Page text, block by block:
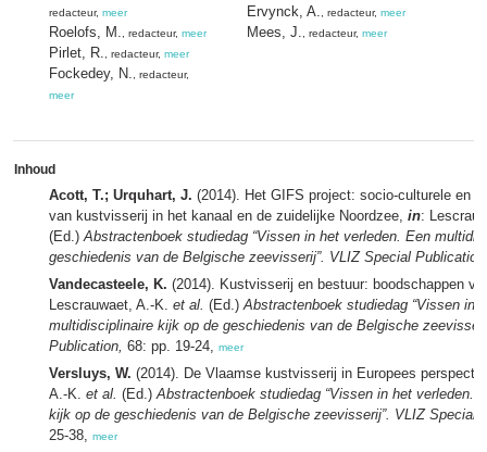
redacteur, meer
Roelofs, M. , redacteur, meer
Pirlet, R. , redacteur, meer
Fockedey, N. , redacteur,
meer
Ervynck, A. , redacteur, meer
Mees, J. , redacteur, meer
Inhoud
Acott, T.; Urquhart, J. (2014). Het GIFS project: socio-culturele en
van kustvisserij in het kanaal en de zuidelijke Noordzee, in:
(Ed.)Abstractenboek studiedag “Vissen in het verleden. Een
geschiedenis van de Belgische zeevisserij”. VLIZ Special
Vandecasteele, K. (2014). Kustvisserij en bestuur: boodschappen
Lescrauwaet, A.-K. et al. (Ed.)Abstractenboek studiedag “Vissen in
multidisciplinaire kijk op de geschiedenis van de Belgische
Publication, 68: pp. 19-24, meer
Versluys, W. (2014). De Vlaamse kustvisserij in Europees
A.-K. et al. (Ed.)Abstractenboek studiedag “Vissen in het verleden.
kijk op de geschiedenis van de Belgische zeevisserij”. VLIZ Special
25-38, meer